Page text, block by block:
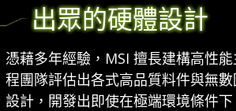
出眾的硬體設計
憑藉多年經驗，MSI 擅長建構高性
程團隊評估出各式高品質料件與無
設計，開發出即使在極端環境條件